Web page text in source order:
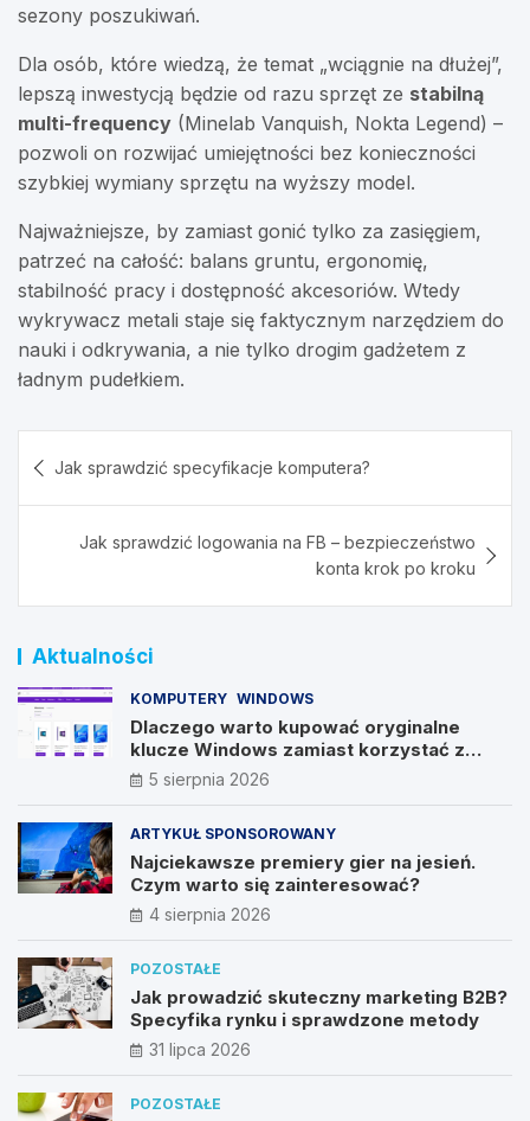
sezony poszukiwań.
Dla osób, które wiedzą, że temat „wciągnie na dłużej”,
lepszą inwestycją będzie od razu sprzęt ze stabilną
multi-frequency (Minelab Vanquish, Nokta Legend) –
pozwoli on rozwijać umiejętności bez konieczności
szybkiej wymiany sprzętu na wyższy model.
Najważniejsze, by zamiast gonić tylko za zasięgiem,
patrzeć na całość: balans gruntu, ergonomię,
stabilność pracy i dostępność akcesoriów. Wtedy
wykrywacz metali staje się faktycznym narzędziem do
nauki i odkrywania, a nie tylko drogim gadżetem z
ładnym pudełkiem.
wpisu
Jak sprawdzić specyfikacje komputera?
Jak sprawdzić logowania na FB – bezpieczeństwo
konta krok po kroku
Aktualności
KOMPUTERY WINDOWS
Dlaczego warto kupować oryginalne
klucze Windows zamiast korzystać z
nieautoryzowanych źródeł?
5 sierpnia 2026
ARTYKUŁ SPONSOROWANY
Najciekawsze premiery gier na jesień.
Czym warto się zainteresować?
4 sierpnia 2026
POZOSTAŁE
Jak prowadzić skuteczny marketing B2B?
Specyfika rynku i sprawdzone metody
31 lipca 2026
POZOSTAŁE